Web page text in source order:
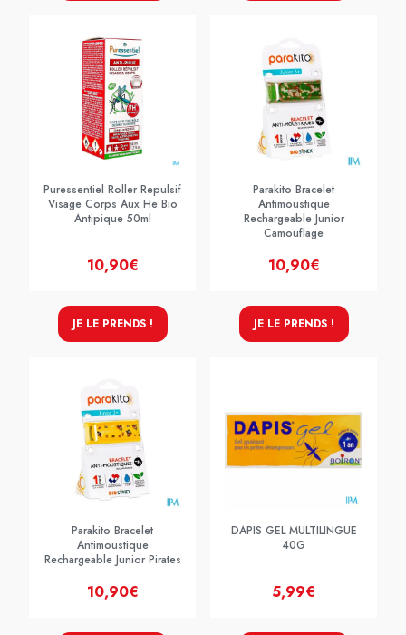
Puressentiel Roller Repulsif
Visage Corps Aux He Bio
Antipique 50ml
10,90€
JE LE PRENDS !
Parakito Bracelet
Antimoustique
Rechargeable Junior
Camouflage
10,90€
JE LE PRENDS !
Parakito Bracelet
Antimoustique
Rechargeable Junior Pirates
10,90€
DAPIS GEL MULTILINGUE
40G
5,99€